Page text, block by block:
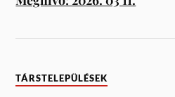
TÁRSTELEPÜLÉSEK